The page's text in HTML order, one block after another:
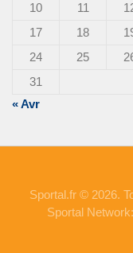
10
11
17
18
24
25
31
« Avr
Sportal.fr © 2026.
Sportal Network: